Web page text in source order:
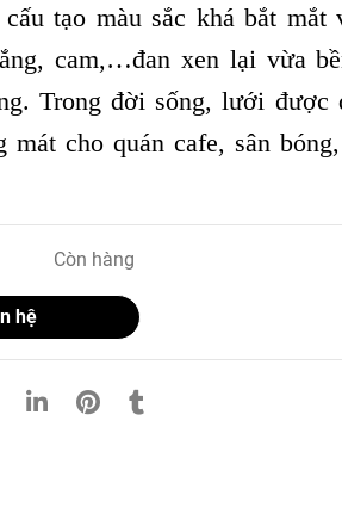
tạo màu sắc khá bắt mắt
cam,…đan xen lại vừa
Trong đời sống, lưới được
mát cho quán cafe, sân
Còn hàng
hệ